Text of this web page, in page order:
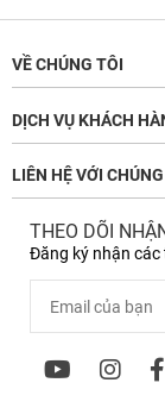
VỀ CHÚNG TÔI
DỊCH VỤ KHÁCH
LIÊN HỆ VỚI
THEO DÕI
Đăng ký nhận